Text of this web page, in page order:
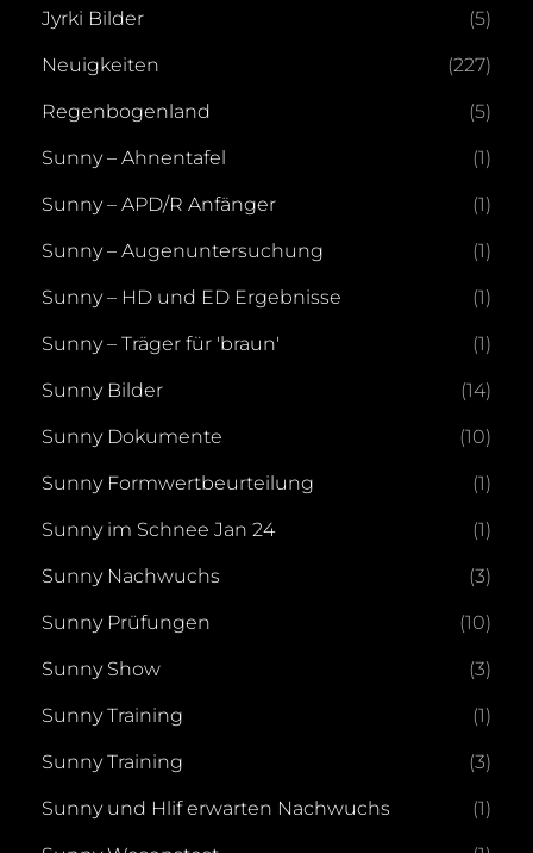
Jyrki Bilder (5)
Neuigkeiten (227)
Regenbogenland (5)
Sunny – Ahnentafel (1)
Sunny – APD/R Anfänger (1)
Sunny – Augenuntersuchung (1)
Sunny – HD und ED Ergebnisse (1)
Sunny – Träger für 'braun' (1)
Sunny Bilder (14)
Sunny Dokumente (10)
Sunny Formwertbeurteilung (1)
Sunny im Schnee Jan 24 (1)
Sunny Nachwuchs (3)
Sunny Prüfungen (10)
Sunny Show (3)
Sunny Training (1)
Sunny Training (3)
Sunny und Hlif erwarten Nachwuchs (1)